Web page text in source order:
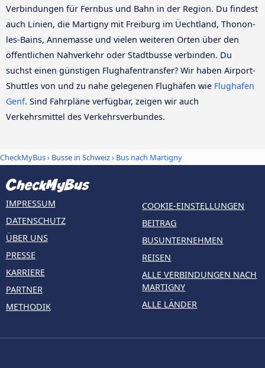
Verbindungen für Fernbus und Bahn in der Region. Du findest
auch Linien, die Martigny mit Freiburg im Üechtland, Thonon-
les-Bains, Annemasse und vielen weiteren Orten über den
öffentlichen Nahverkehr oder Stadtbusse verbinden. Du
suchst einen günstigen Flughafentransfer? Wir haben Airport-
Shuttles von und zu nahe gelegenen Flughäfen wie Flughafen
Genf. Sind Fahrpläne verfügbar, zeigen wir auch
Verkehrsmittel des Verkehrsverbundes.
CheckMyBus› Busse in Schweiz› Bus nach Martigny
IMPRESSUM
DATENSCHUTZ
ÜBER UNS
PRESSE
KARRIERE
PARTNER
METHODIK
COOKIE-EINSTELLUNGEN
BEITRAG
BUSUNTERNEHMEN
REISEN
ALLE VERBINDUNGEN NACH
MARTIGNY
ALLE LÄNDER